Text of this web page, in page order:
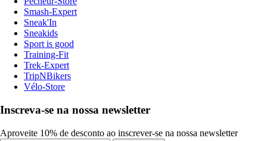
Smash-Expert
Sneak'In
Sneakids
Sport is good
Training-Fit
Trek-Expert
TripNBikers
Vélo-Store
Inscreva-se na nossa newsletter
Aproveite 10% de desconto ao inscrever-se na nossa newsletter